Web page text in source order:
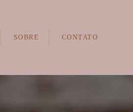
SOBRE CONTATO